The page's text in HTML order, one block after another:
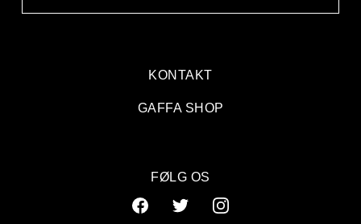
KONTAKT
GAFFA SHOP
FØLG OS